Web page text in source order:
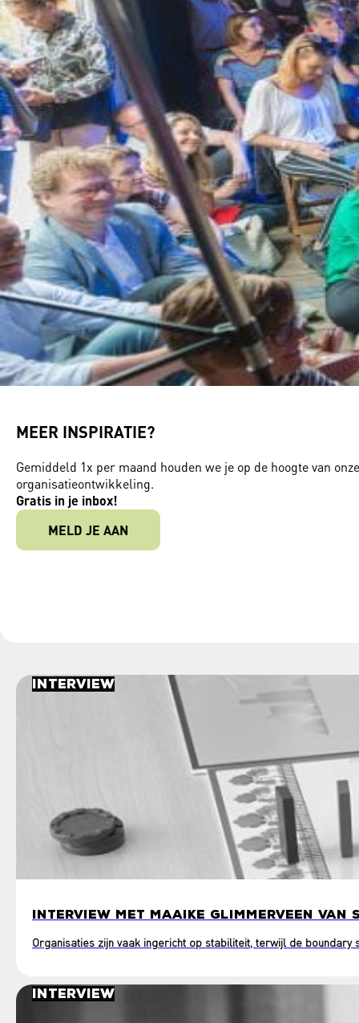
MEER INSPIRATIE?
Gemiddeld 1x per maand houden we je op de hoogte van
organisatieontwikkeling.
Gratis in je inbox!
MELD JE AAN
Interview
INTERVIEW MET MAAIKE GLIMMERVEEN VAN
Organisaties zijn vaak ingericht op stabiliteit, terwijl de
Interview